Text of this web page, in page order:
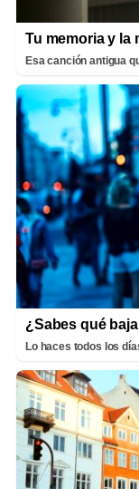
Tu memoria y la
Esa canción antigua
¿Sabes qué
Lo haces todos los